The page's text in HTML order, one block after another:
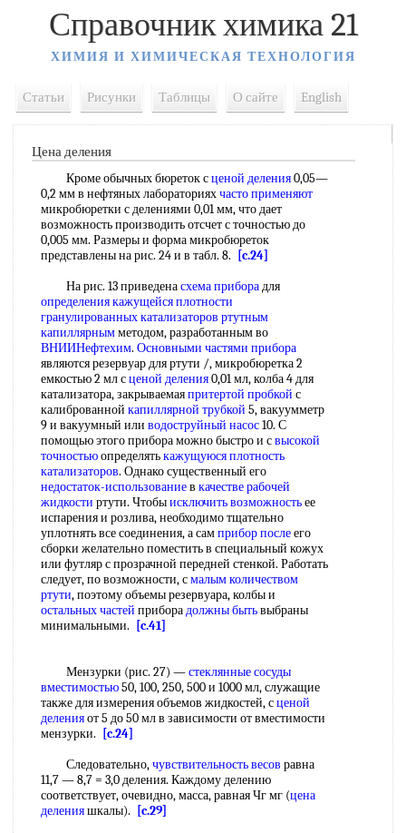
Справочник химика 21
ХИМИЯ И ХИМИЧЕСКАЯ ТЕХНОЛОГИЯ
Статьи Рисунки Таблицы О сайте English
Цена деления
Кроме обычных бюреток сценой деления0,05—
0,2 мм в нефтяных лабораторияхчасто применяют
микробюретки с делениями 0,01 мм, что дает
возможность производить отсчет с точностью до
0,005 мм. Размеры и форма микробюреток
представлены на рис. 24 и в табл. 8.
[c.24]
На рис. 13 приведенасхема приборадля
определения кажущейся плотности
гранулированных катализаторов ртутным
капиллярнымметодом, разработанным во
ВНИИНефтехим. Основными частями прибора
являются резервуар для ртути /, микробюретка 2
емкостью 2 мл сценой деления0,01 мл, колба 4 для
катализатора, закрываемаяпритертой пробкой с
калиброванной капиллярной трубкой 5, вакуумметр
9 и вакуумный или водоструйный насос10. С
помощью этого прибора можно быстро и свысокой
точностьюопределятькажущуюся плотность
катализаторов. Однако существенный его
недостаток-использованиев качестве рабочей
жидкости ртути. Чтобыисключить возможностьее
испарения и розлива, необходимо тщательно
уплотнять все соединения, а самприбор послеего
сборки желательно поместить в специальный кожух
или футляр с прозрачной передней стенкой. Работать
следует, по возможности, смалым количеством
ртути, поэтому объемы резервуара, колбы и
остальных частей приборадолжны бытьвыбраны
минимальными.
[c.41]
Мензурки (рис. 27) —стеклянные сосуды
вместимостью50, 100, 250, 500 и 1000 мл, служащие
также для измерения объемов жидкостей, сценой
деленияот 5 до 50 мл в зависимости от вместимости
мензурки.
[c.24]
Следовательно,чувствительность весов равна
11,7 — 8,7 = 3,0 деления. Каждому делению
соответствует, очевидно, масса, равная Чг мг (цена
деленияшкалы).
[c.29]